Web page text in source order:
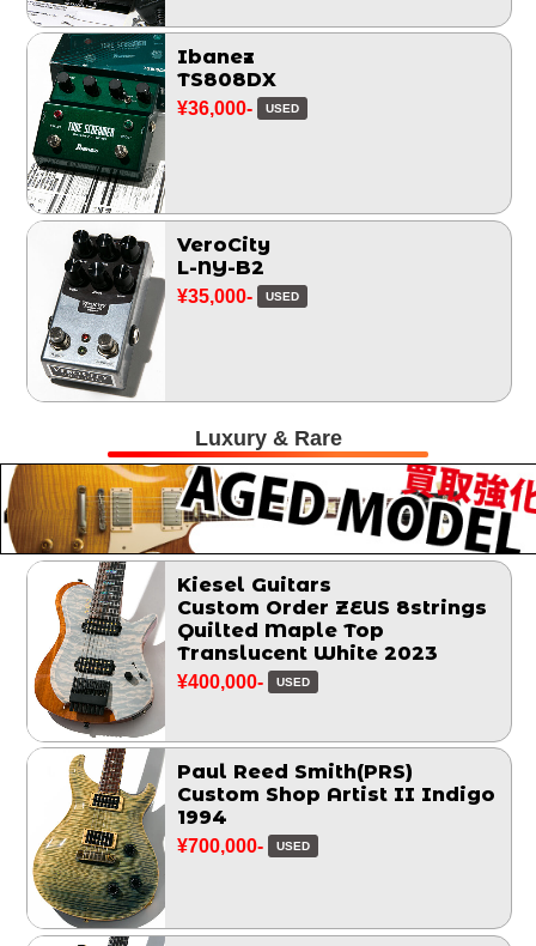
Ibanez
TS808DX
¥36,000- USED
VeroCity
L-NY-B2
¥35,000- USED
Luxury & Rare
Kiesel Guitars
Custom Order ZEUS 8strings
Quilted Maple Top
Translucent White 2023
¥400,000- USED
Paul Reed Smith(PRS)
Custom Shop Artist II Indigo
1994
¥700,000- USED